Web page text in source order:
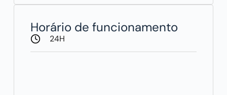
Horário de funcionamento
24H